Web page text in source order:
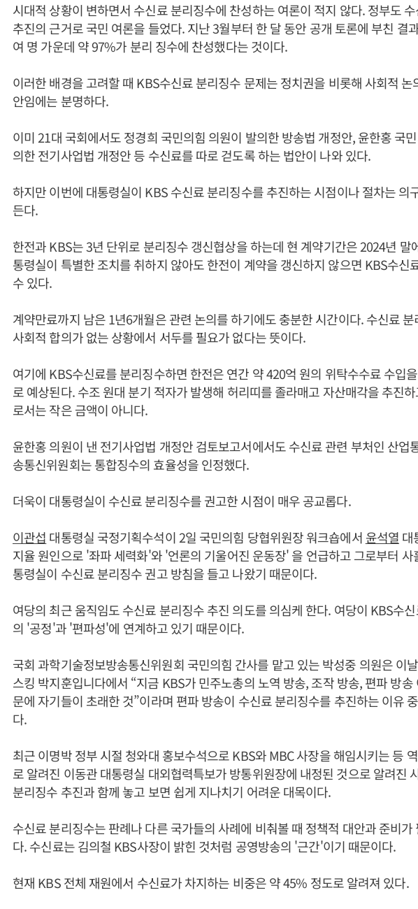
시대적 상황이 변하면서 수신료 분리징수에 찬성하는 여론이 적지 않다. 정부도
추진의 근거로 국민 여론을 들었다. 지난 3월부터 한 달 동안 공개 토론에 부친 결
여 명 가운데 약 97%가 분리 징수에 찬성했다는 것이다.
이러한 배경을 고려할 때 KBS수신료 분리징수 문제는 정치권을 비롯해 사회적 논
안임에는 분명하다.
이미 21대 국회에서도 정경희 국민의힘 의원이 발의한 방송법 개정안, 윤한홍 국
의한 전기사업법 개정안 등 수신료를 따로 걷도록 하는 법안이 나와 있다.
하지만 이번에 대통령실이 KBS 수신료 분리징수를 추진하는 시점이나 절차는 의
든다.
한전과 KBS는 3년 단위로 분리징수 갱신협상을 하는데 현 계약기간은 2024년 말
통령실이 특별한 조치를 취하지 않아도 한전이 계약을 갱신하지 않으면 KBS수신
수 있다.
계약만료까지 남은 1년6개월은 관련 논의를 하기에도 충분한 시간이다. 수신료
사회적 합의가 없는 상황에서 서두를 필요가 없다는 뜻이다.
여기에 KBS수신료를 분리징수하면 한전은 연간 약 420억 원의 위탁수수료 수입
로 예상된다. 수조 원대 분기 적자가 발생해 허리띠를 졸라매고 자산매각을 추진
로서는 작은 금액이 아니다.
윤한홍 의원이 낸 전기사업법 개정안 검토보고서에서도 수신료 관련 부처인 산업
송통신위원회는 통합징수의 효율성을 인정했다.
더욱이 대통령실이 수신료 분리징수를 권고한 시점이 매우 공교롭다.
이관섭 대통령실 국정기획수석이 2일 국민의힘 당협위원장 워크숍에서 윤석열 대
지율 원인으로 '좌파 세력화'와 '언론의 기울어진 운동장' 을 언급하고 그로부터 사
통령실이 수신료 분리징수 권고 방침을 들고 나왔기 때문이다.
여당의 최근 움직임도 수신료 분리징수 추진 의도를 의심케 한다. 여당이 KBS수
의 '공정'과 '편파성'에 연계하고 있기 때문이다.
국회 과학기술정보방송통신위원회 국민의힘 간사를 맡고 있는 박성중 의원은 이
스킹 박지훈입니다에서 “지금 KBS가 민주노총의 노역 방송, 조작 방송, 편파 방송
문에 자기들이 초래한 것”이라며 편파 방송이 수신료 분리징수를 추진하는 이유
다.
최근 이명박 정부 시절 청와대 홍보수석으로 KBS와 MBC 사장을 해임시키는 등
로 알려진 이동관 대통령실 대외협력특보가 방통위원장에 내정된 것으로 알려진
분리징수 추진과 함께 놓고 보면 쉽게 지나치기 어려운 대목이다.
수신료 분리징수는 판례나 다른 국가들의 사례에 비춰볼 때 정책적 대안과 준비가
다. 수신료는 김의철 KBS사장이 밝힌 것처럼 공영방송의 '근간'이기 때문이다.
현재 KBS 전체 재원에서 수신료가 차지하는 비중은 약 45% 정도로 알려져 있다.